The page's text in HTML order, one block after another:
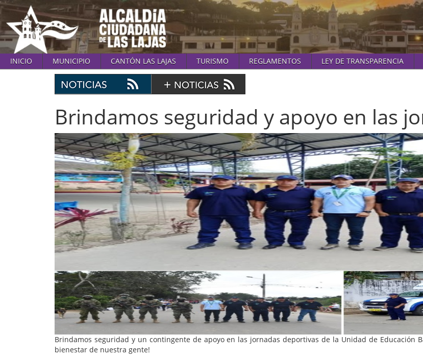
INICIO MUNICIPIO CANTÓN LAS LAJAS TURISMO REGLAMENTOS LEY DE TRANSPARENCIA
Brindamos seguridad y apoyo en las
Brindamos seguridad y un contingente de apoyo en las jornadas deportivas de la Unidad de Educación
bienestar de nuestra gente!